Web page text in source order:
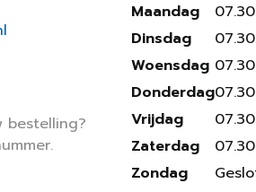
bestelling?
Maandag
Dinsdag
Woensdag
Donderdag
Vrijdag
Zaterdag
Zondag